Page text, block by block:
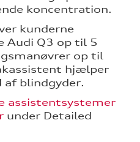
koncentration.
kunderne
Audi Q3 op til 5
op til
hjælper
af blindgyder.
assistentsystemer
under Detailed